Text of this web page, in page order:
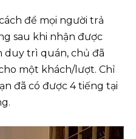
để mọi người trả
sau khi nhận được
duy trì quán, chủ đã
một khách/lượt. Chỉ
đã có được 4 tiếng tại